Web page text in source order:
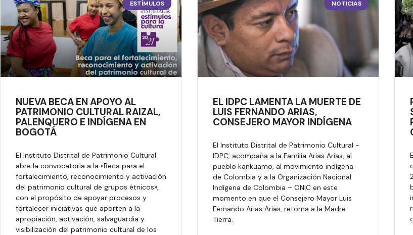
ESTÍMULOS
NUEVA BECA EN APOYO AL
PATRIMONIO CULTURAL RAIZAL,
PALENQUERO E INDÍGENA EN
BOGOTÁ
El Instituto Distrital de Patrimonio Cultural
abre la convocatoria a la «Beca para el
fortalecimiento, reconocimiento y activación
del patrimonio cultural de grupos étnicos»,
con el propósito de apoyar procesos y
fortalecer iniciativas que aporten a la
apropiación, activación, salvaguardia y
visibilización del patrimonio cultural de los
NOTICIAS
EL IDPC LAMENTA LA MUERTE DE
LUIS FERNANDO ARIAS,
CONSEJERO MAYOR INDÍGENA
El Instituto Distrital de Patrimonio Cultural -
IDPC, acompaña a la Familia Arias Arias, al
pueblo kankuamo, al movimiento indígena
de Colombia y a la Organización Nacional
Indígena de Colombia – ONIC en este
momento en que el Consejero Mayor Luis
Fernando Arias Arias, retorna a la Madre
Tierra.